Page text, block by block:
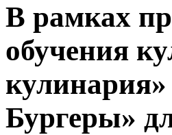
В рамках
обучения
Бургеры»